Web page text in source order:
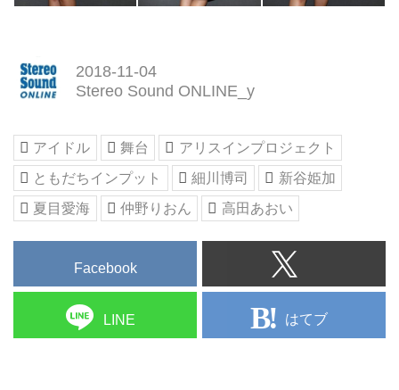
2018-11-04
Stereo Sound ONLINE_y
アイドル 舞台
アリスインプロジェクト
ともだちインプット
細川博司
新谷姫加
夏目愛海
仲野りおん 高田あおい
Facebook
LINE はてブ